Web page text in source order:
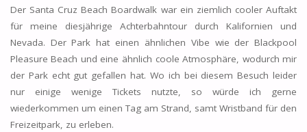
Der Santa Cruz Beach Boardwalk war ein ziemlich cooler Auftakt
für meine diesjährige Achterbahntour durch Kalifornien und
Nevada. Der Park hat einen ähnlichen Vibe wie der Blackpool
Pleasure Beach und eine ähnlich coole Atmosphäre, wodurch mir
der Park echt gut gefallen hat. Wo ich bei diesem Besuch leider
nur einige wenige Tickets nutzte, so würde ich gerne
wiederkommen um einen Tag am Strand, samt Wristband für den
Freizeitpark, zu erleben.